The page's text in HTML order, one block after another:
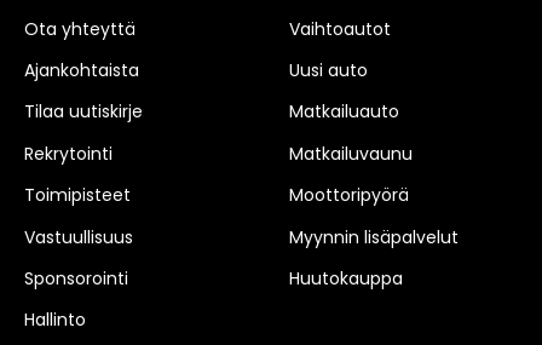
Ota yhteyttä
Ajankohtaista
Tilaa uutiskirje
Rekrytointi
Toimipisteet
Vastuullisuus
Sponsorointi
Hallinto
Vaihtoautot
Uusi auto
Matkailuauto
Matkailuvaunu
Moottoripyörä
Myynnin lisäpalvelut
Huutokauppa